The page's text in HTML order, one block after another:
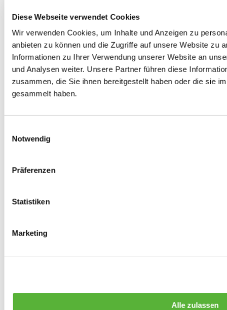
Diese Webseite verwendet Cookies
Wir verwenden Cookies, um Inhalte und Anzeigen zu
anbieten zu können und die Zugriffe auf unsere Website zu
Informationen zu Ihrer Verwendung unserer Website an
und Analysen weiter. Unsere Partner führen diese
zusammen, die Sie ihnen bereitgestellt haben oder die sie
gesammelt haben.
Notwendig
Präferenzen
Statistiken
Marketing
Alle zulassen
0Produkte verfügbar
Radlagern & Naben
0Produkte verfügbar
Räder und Zubehör
Produkte verfügbar
Spurverbreiterungen
0 Produkte verfügbar
Radmuttern
0Produkte verfügbar